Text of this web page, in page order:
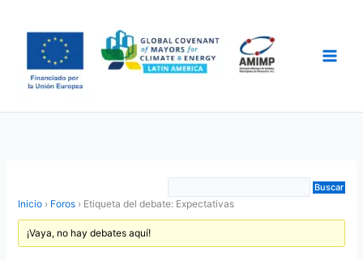
contenido
Inicio › Foros › Etiqueta del debate: Expectativas
¡Vaya, no hay debates aquí!